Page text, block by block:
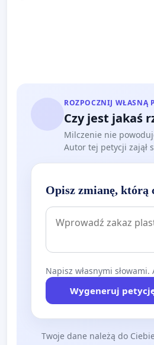
ROZPOCZNIJ WŁASNĄ
Czy jest jakaś
Milczenie nie
Autor tej petycji zajął
Opisz zmianę, którą
Napisz własnymi
Wygeneruj
Twoje dane należą do